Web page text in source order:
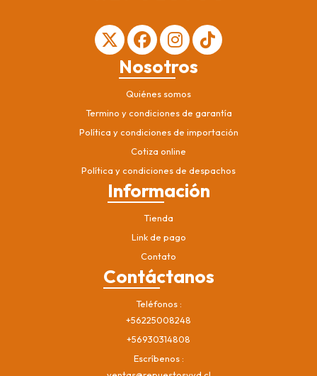
Nosotros
Quiénes somos
Termino y condiciones de garantía
Política y condiciones de importación
Cotiza online
Política y condiciones de despachos
Información
Tienda
Link de pago
Contato
Contáctanos
Teléfonos
+56225008248
+56930314808
Escríbenos